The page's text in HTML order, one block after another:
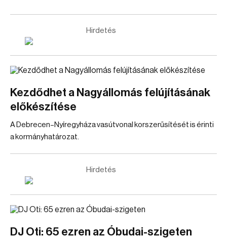
Hirdetés
Kezdődhet a Nagyállomás felújításának
előkészítése
A Debrecen–Nyíregyháza vasútvonal korszerűsítését is érinti
a kormányhatározat.
Hirdetés
DJ Oti: 65 ezren az Óbudai-szigeten